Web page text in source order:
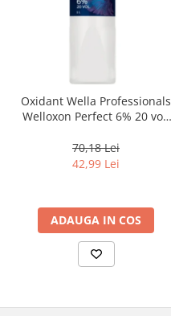
Oxidant Wella Professionals
Welloxon Perfect 6% 20 vol,
70,18 Lei
42,99 Lei
ADAUGA IN COS